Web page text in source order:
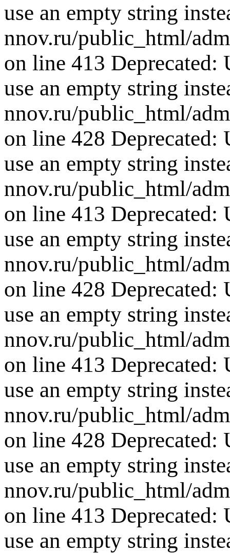
use an empty string
nnov.ru/public_html/
on line 413 Deprecated:
use an empty string
nnov.ru/public_html/
on line 428 Deprecated:
use an empty string
nnov.ru/public_html/
on line 413 Deprecated:
use an empty string
nnov.ru/public_html/
on line 428 Deprecated:
use an empty string
nnov.ru/public_html/
on line 413 Deprecated:
use an empty string
nnov.ru/public_html/
on line 428 Deprecated:
use an empty string
nnov.ru/public_html/
on line 413 Deprecated:
use an empty string